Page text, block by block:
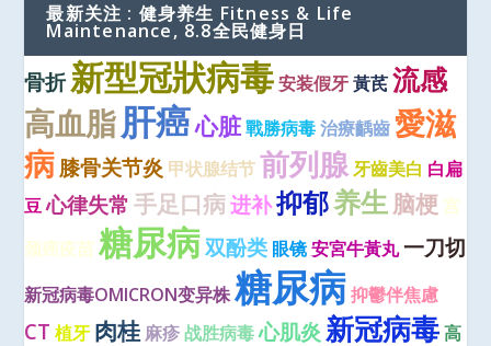
最新关注 : 健身养生 Fitness & Life
Maintenance, 8.8全民健身日
骨折新型冠狀病毒 安装假牙 黃芪 流感
高血脂肝癌心脏戰勝病毒 治療齲齒 愛滋
病膝骨关节炎 甲状腺结节 前列腺牙齒美白 白扁
豆 心律失常 手足口病进补抑郁养生脑梗 宫
颈癌疫苗 糖尿病双酚类 眼镜安宮牛黃丸一刀切
新冠病毒OMICRON变异株糖尿病 抑鬱伴焦慮
CT 植牙 肉桂 麻疹 战胜病毒 心肌炎新冠病毒 高